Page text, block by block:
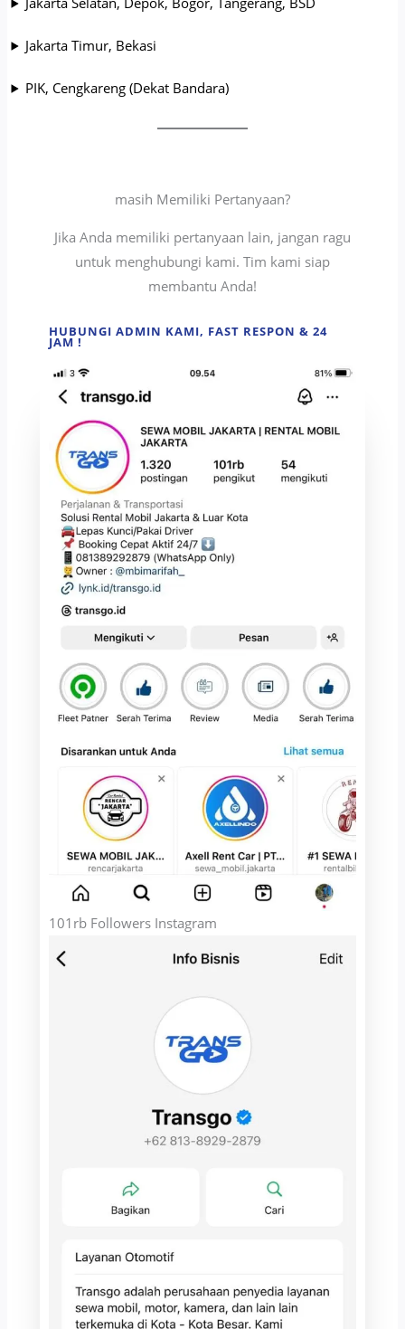
Jakarta Timur, Bekasi
PIK, Cengkareng (Dekat Bandara)
masih Memiliki Pertanyaan?
Jika Anda memiliki pertanyaan lain, jangan ragu
untuk menghubungi kami. Tim kami siap
membantu Anda!
HUBUNGI ADMIN KAMI, FAST RESPON & 24
JAM !
101rb Followers Instagram